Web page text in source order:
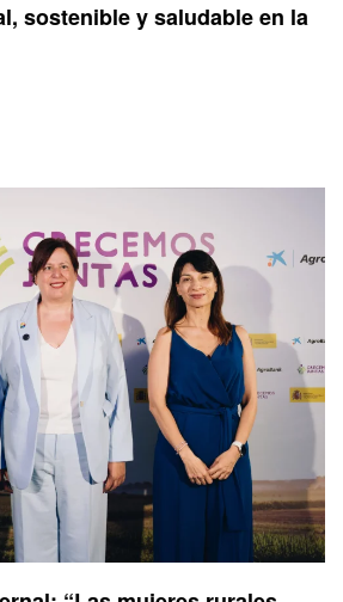
sostenible y saludable en la